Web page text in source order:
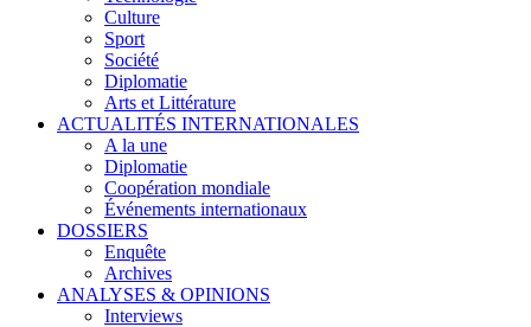
Culture
Sport
Société
Diplomatie
Arts et Littérature
ACTUALITÉS INTERNATIONALES
A la une
Diplomatie
Coopération mondiale
Événements internationaux
DOSSIERS
Enquête
Archives
ANALYSES & OPINIONS
Interviews